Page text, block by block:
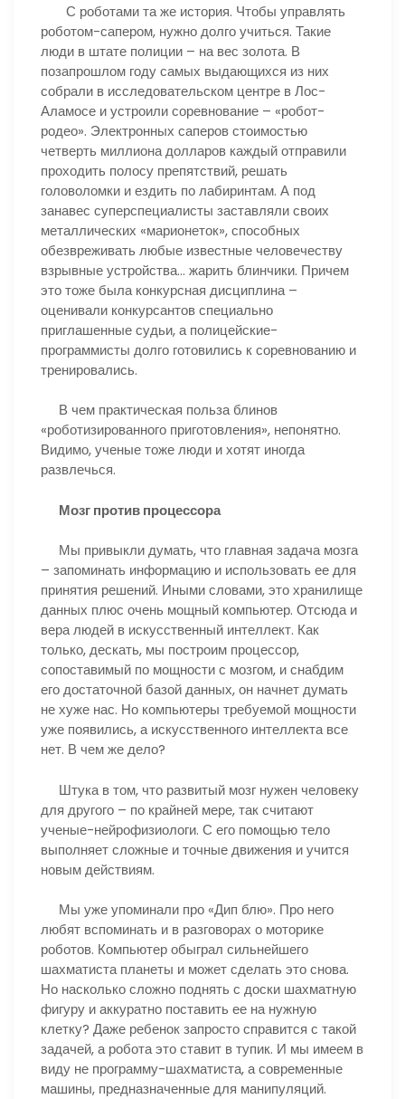
С роботами та же история. Чтобы управлять
роботом-сапером, нужно долго учиться. Такие
люди в штате полиции – на вес золота. В
позапрошлом году самых выдающихся из них
собрали в исследовательском центре в Лос-
Аламосе и устроили соревнование – «робот-
родео». Электронных саперов стоимостью
четверть миллиона долларов каждый отправили
проходить полосу препятствий, решать
головоломки и ездить по лабиринтам. А под
занавес суперспециалисты заставляли своих
металлических «марионеток», способных
обезвреживать любые известные человечеству
взрывные устройства… жарить блинчики. Причем
это тоже была конкурсная дисциплина –
оценивали конкурсантов специально
приглашенные судьи, а полицейские-
программисты долго готовились к соревнованию и
тренировались.
В чем практическая польза блинов
«роботизированного приготовления», непонятно.
Видимо, ученые тоже люди и хотят иногда
развлечься.
Мозг против процессора
Мы привыкли думать, что главная задача мозга
– запоминать информацию и использовать ее для
принятия решений. Иными словами, это хранилище
данных плюс очень мощный компьютер. Отсюда и
вера людей в искусственный интеллект. Как
только, дескать, мы построим процессор,
сопоставимый по мощности с мозгом, и снабдим
его достаточной базой данных, он начнет думать
не хуже нас. Но компьютеры требуемой мощности
уже появились, а искусственного интеллекта все
нет. В чем же дело?
Штука в том, что развитый мозг нужен человеку
для другого – по крайней мере, так считают
ученые-нейрофизиологи. С его помощью тело
выполняет сложные и точные движения и учится
новым действиям.
Мы уже упоминали про «Дип блю». Про него
любят вспоминать и в разговорах о моторике
роботов. Компьютер обыграл сильнейшего
шахматиста планеты и может сделать это снова.
Но насколько сложно поднять с доски шахматную
фигуру и аккуратно поставить ее на нужную
клетку? Даже ребенок запросто справится с такой
задачей, а робота это ставит в тупик. И мы имеем в
виду не программу-шахматиста, а современные
машины, предназначенные для манипуляций.